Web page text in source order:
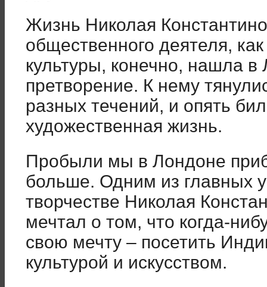
Жизнь Николая
общественного деятеля,
культуры, конечно, нашла
претворение. К нему
разных течений, и опять
художественная жизнь.
Пробыли мы в Лондоне
больше. Одним из главных
творчестве Николая
мечтал о том, что когда-
свою мечту – посетить
культурой и искусством.